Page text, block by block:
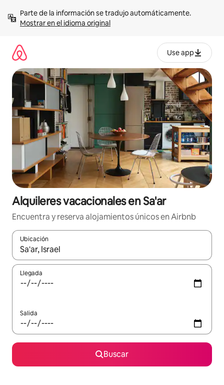
contenidoMostrar en el idioma original
Use app
Alquileres vacacionales en Sa'ar
Encuentra y reserva alojamientos únicos en Airbnb
Ubicación
Cuando los resultados estén disponibles, navega con las
Llegada
Salida
Buscar